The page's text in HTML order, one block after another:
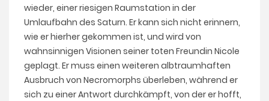
wieder, einer riesigen Raumstation in der
Umlaufbahn des Saturn. Er kann sich nicht erinnern,
wie er hierher gekommen ist, und wird von
wahnsinnigen Visionen seiner toten Freundin Nicole
geplagt. Er muss einen weiteren albtraumhaften
Ausbruch von Necromorphs überleben, während er
sich zu einer Antwort durchkämpft, von der er hofft,